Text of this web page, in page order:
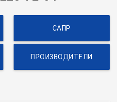
САПР
ПРОИЗВОДИТЕЛИ